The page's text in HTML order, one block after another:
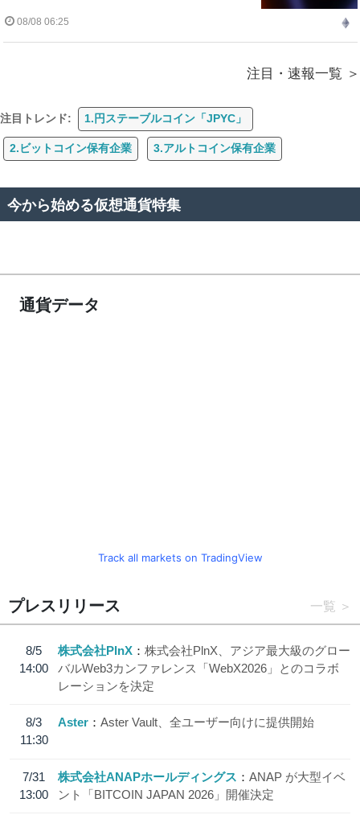
08/08 06:25
注目・速報一覧
注目トレンド: 1.円ステーブルコイン「JPYC」
2.ビットコイン保有企業 3.アルトコイン保有企業
今から始める仮想通貨特集
通貨データ
Track all markets on TradingView
プレスリリース 一覧
8/5
14:00
株式会社PlnX
株式会社PlnX、アジア最大級のグロー
バルWeb3カンファレンス「WebX2026」とのコラボ
レーションを決定
8/3
11:30
Aster Aster Vault、全ユーザー向けに提供開始
7/31
13:00
株式会社ANAPホールディングス
ANAP が大型イベ
ント「BITCOIN JAPAN 2026」開催決定